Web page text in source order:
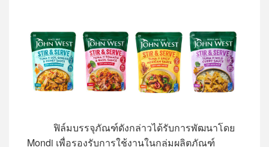
ฟิล์มบรรจุภัณฑ์ดังกล่าวได้รับการพัฒนาโดย
Mondi เพื่อรองรับการใช้งานในกลุ่มผลิตภัณฑ์